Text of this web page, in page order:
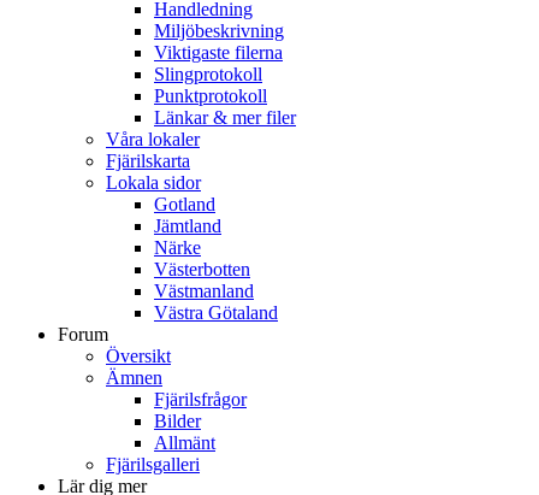
Handledning
Miljöbeskrivning
Viktigaste filerna
Slingprotokoll
Punktprotokoll
Länkar & mer filer
Våra lokaler
Fjärilskarta
Lokala sidor
Gotland
Jämtland
Närke
Västerbotten
Västmanland
Västra Götaland
Forum
Översikt
Ämnen
Fjärilsfrågor
Bilder
Allmänt
Fjärilsgalleri
Lär dig mer